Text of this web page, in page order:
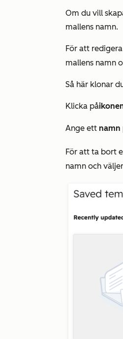
Om du vill
mallens namn.
För att
mallens namn
Så här klonar
Klicka på
Ange ett namn
För att ta bort
namn och väljer